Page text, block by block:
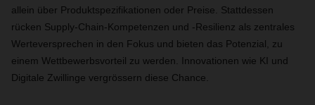
allein über Produktspezifikationen oder Preise. Stattdessen
rücken Supply-Chain-Kompetenzen und ‑Resilienz als zentrales
Werteversprechen in den Fokus und bieten das Potenzial, zu
einem Wettbewerbsvorteil zu werden. Innovationen wie KI und
Digitale Zwillinge vergrössern diese Chance.